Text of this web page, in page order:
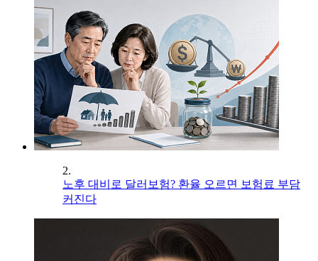
2.
노후 대비로 달러보험? 환율 오르면 보험료 부담
커진다